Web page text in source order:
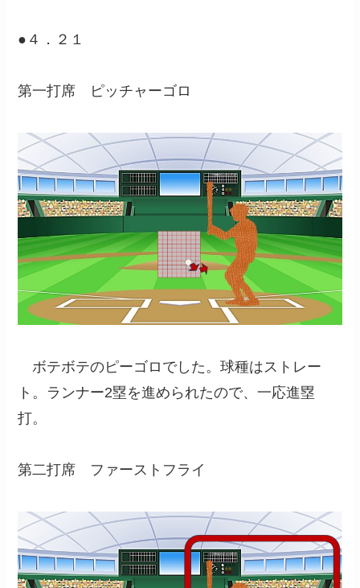
●４．２１
第一打席 ピッチャーゴロ
ボテボテのピーゴロでした。球種はストレー
ト。ランナー2塁を進められたので、一応進塁
打。
第二打席 ファーストフライ